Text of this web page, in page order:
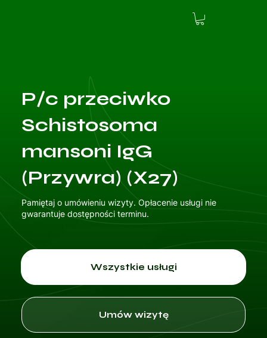
P/c przeciwko
Schistosoma
mansoni IgG
(Przywra) (X27)
Pamiętaj o umówieniu wizyty. Opłacenie usługi nie
gwarantuje dostępności terminu.
Wszystkie usługi
Umów wizytę